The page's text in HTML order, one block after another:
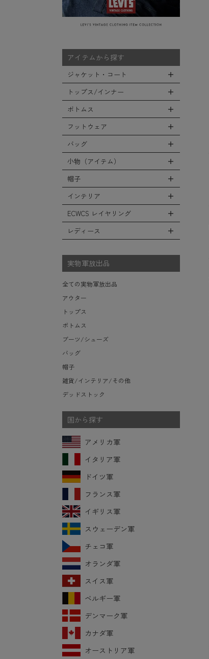
アイテムから探す
ジャケット・コート
全てのジャケット・コート
LEVEL7
フライトジャケット
M-65ジャケット
タンカースジャケット
コート
フリースジャケット
レザーアウター
ジャケットライナー
モッズコート
トップス/インナー
全てのトップス/インナー
Tシャツ
シャツ
スウェット/パーカー
セーター/カーディガン
ベスト
タンクトップ
ボトムス
全てのボトムス
カーゴパンツ
デニムパンツ
チノ，ワークパンツ
ファティーグパンツ
ナイロンパンツ
スウェットパンツ
ショートパンツ
アンダー（下着）
フットウェア
全てのフットウェア
ブーツ
シューズ・スニーカー
サンダル
レインシューズ・ブーツ
ソックス/靴下
バッグ
全てのバッグ
リュックサック
ショルダーバッグ
ヘルメットバッグ
トートバッグ
ダッフルバッグ
ボストンバッグ
ポーチ/ケース/etc
スーツケース/キャリーバッグ
ビジネスバッグ
小物（アイテム）
全ての小物（アイテム）
グローブ（手袋）
防寒物（ネックウォーマーetc）
傘/ポンチョ
ミリタリーウォッチ
サングラス・ゴーグル
帽子
全ての帽子
キャップ
ハット
ニット帽（ビーニー）
ベレー帽
ハンチング
キャスケット
その他
インテリア
全てのインテリア
デスク、椅子、家具
ボックス/ガソリン缶/etc
生地・テントシェル
ECWCS レイヤリング
全てのECWCS
ミッドベースレイヤー Level.2
ウィンドレイヤー Level.4
ソフトシェルレイヤー Level.5
ハードシェルレイヤー Level.6
アウターレイヤー Level.7
レディース
実物軍放出品
全ての実物軍放出品
アウター
トップス
ボトムス
ブーツ/シューズ
バッグ
帽子
雑貨/インテリア/その他
デッドストック
国から探す
アメリカ軍
イタリア軍
ドイツ軍
フランス軍
イギリス軍
スウェーデン軍
チェコ軍
オランダ軍
スイス軍
ベルギー軍
デンマーク軍
カナダ軍
オーストリア軍